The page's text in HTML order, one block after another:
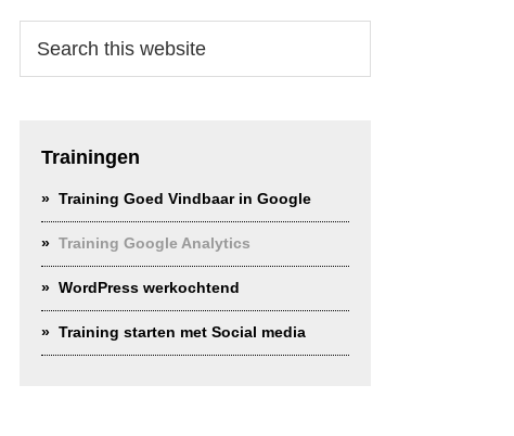
this
website
Trainingen
Training Goed Vindbaar in Google
Training Google Analytics
WordPress werkochtend
Training starten met Social media